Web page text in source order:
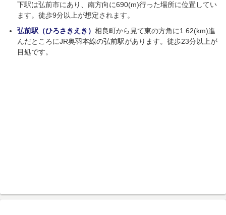
下駅は弘前市にあり、南方向に690(m)行った場所に位置してい
ます。徒歩9分以上が想定されます。
弘前駅（ひろさきえき） 相良町から見て東の方角に1.62(km)進
んだところにJR奥羽本線の弘前駅があります。徒歩23分以上が
目処です。